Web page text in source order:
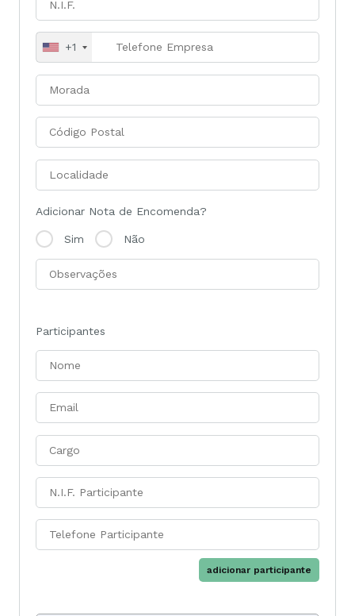
+1
Adicionar Nota de Encomenda?
Sim Não
Participantes
adicionar participante